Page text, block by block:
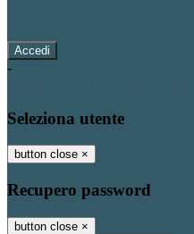
-
Seleziona utente
button close ×
Recupero password
button close ×